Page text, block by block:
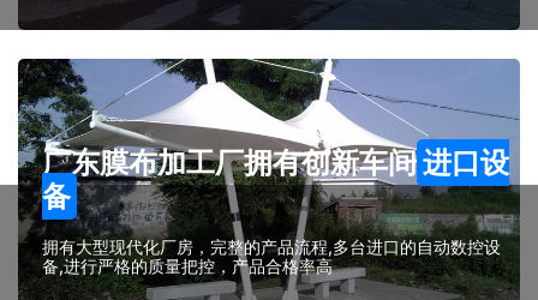
广东膜布加工厂拥有创新车间进口设
备
拥有大型现代化厂房，完整的产品流程,多台进口的自动数控设
备,进行严格的质量把控，产品合格率高